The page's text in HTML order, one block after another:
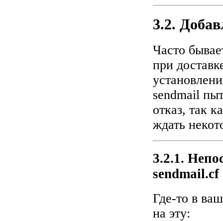
3.2.
Часто
при
sendmail
отказ, так
ждать
3.2.1.
sendmail.cf
Где-то в
на эту: